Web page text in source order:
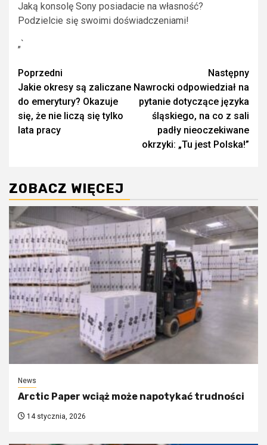
Jaką konsolę Sony posiadacie na własność?
Podzielcie się swoimi doświadczeniami!
„`
Zobacz
wpisy
Poprzedni
Jakie okresy są zaliczane
do emerytury? Okazuje
się, że nie liczą się tylko
lata pracy
Następny
Nawrocki odpowiedział na
pytanie dotyczące języka
śląskiego, na co z sali
padły nieoczekiwane
okrzyki: „Tu jest Polska!”
ZOBACZ WIĘCEJ
News
Arctic Paper wciąż może napotykać trudności
14 stycznia, 2026